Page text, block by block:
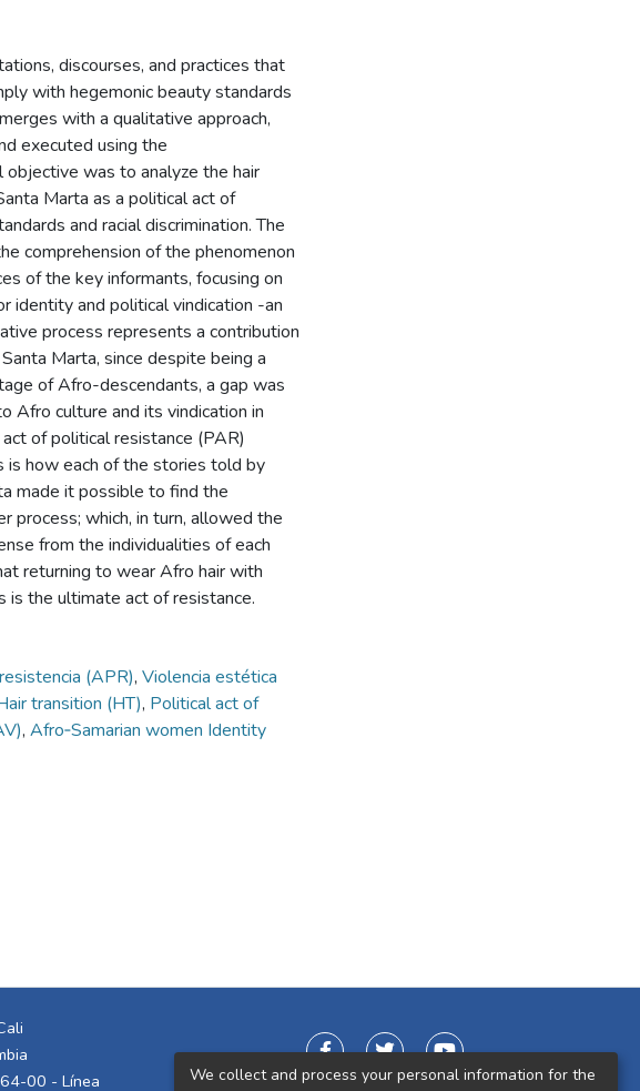
discourses, and practices that
with hegemonic beauty standards
with a qualitative approach,
executed using the
was to analyze the hair
Marta as a political act of
and racial discrimination. The
comprehension of the phenomenon
of the key informants, focusing on
identity and political vindication -an
process represents a contribution
Marta, since despite being a
of Afro-descendants, a gap was
Afro culture and its vindication in
of political resistance (PAR)
is how each of the stories told by
made it possible to find the
process; which, in turn, allowed the
from the individualities of each
returning to wear Afro hair with
is the ultimate act of resistance.
(APR), Violencia estética
transition (HT), Political act of
, Afro‑Samarian women Identity
00 - Línea
We collect and process your personal information for the